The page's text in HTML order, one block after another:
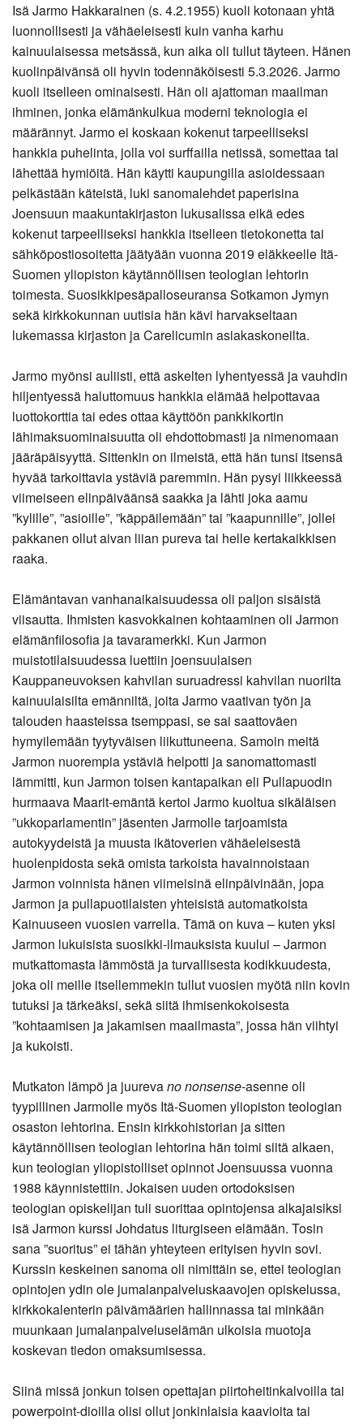
Isä Jarmo Hakkarainen (s. 4.2.1955) kuoli kotonaan yhtä
luonnollisesti ja vähäeleisesti kuin vanha karhu
kainuulaisessa metsässä, kun aika oli tullut täyteen. Hänen
kuolinpäivänsä oli hyvin todennäköisesti 5.3.2026. Jarmo
kuoli itselleen ominaisesti. Hän oli ajattoman maailman
ihminen, jonka elämänkulkua moderni teknologia ei
määrännyt. Jarmo ei koskaan kokenut tarpeelliseksi
hankkia puhelinta, jolla voi surffailla netissä, somettaa tai
lähettää hymiöitä. Hän käytti kaupungilla asioidessaan
pelkästään käteistä, luki sanomalehdet paperisina
Joensuun maakuntakirjaston lukusalissa eikä edes
kokenut tarpeelliseksi hankkia itselleen tietokonetta tai
sähköpostiosoitetta jäätyään vuonna 2019 eläkkeelle Itä-
Suomen yliopiston käytännöllisen teologian lehtorin
toimesta. Suosikkipesäpalloseuransa Sotkamon Jymyn
sekä kirkkokunnan uutisia hän kävi harvakseltaan
lukemassa kirjaston ja Carelicumin asiakaskoneilta.
Jarmo myönsi auliisti, että askelten lyhentyessä ja vauhdin
hiljentyessä haluttomuus hankkia elämää helpottavaa
luottokorttia tai edes ottaa käyttöön pankkikortin
lähimaksuominaisuutta oli ehdottobmasti ja nimenomaan
jääräpäisyyttä. Sittenkin on ilmeistä, että hän tunsi itsensä
hyvää tarkoittavia ystäviä paremmin. Hän pysyi liikkeessä
viimeiseen elinpäiväänsä saakka ja lähti joka aamu
”kylille”, ”asioille”, ”käppäilemään” tai ”kaapunnille”, jollei
pakkanen ollut aivan liian pureva tai helle kertakaikkisen
raaka.
Elämäntavan vanhanaikaisuudessa oli paljon sisäistä
viisautta. Ihmisten kasvokkainen kohtaaminen oli Jarmon
elämänfilosofia ja tavaramerkki. Kun Jarmon
muistotilaisuudessa luettiin joensuulaisen
Kauppaneuvoksen kahvilan suruadressi kahvilan nuorilta
kainuulaisilta emänniltä, joita Jarmo vaativan työn ja
talouden haasteissa tsemppasi, se sai saattoväen
hymyilemään tyytyväisen liikuttuneena. Samoin meitä
Jarmon nuorempia ystäviä helpotti ja sanomattomasti
lämmitti, kun Jarmon toisen kantapaikan eli Pullapuodin
hurmaava Maarit-emäntä kertoi Jarmo kuoltua sikäläisen
”ukkoparlamentin” jäsenten Jarmolle tarjoamista
autokyydeistä ja muusta ikätoverien vähäeleisestä
huolenpidosta sekä omista tarkoista havainnoistaan
Jarmon voinnista hänen viimeisinä elinpäivinään, jopa
Jarmon ja pullapuotilaisten yhteisistä automatkoista
Kainuuseen vuosien varrella. Tämä on kuva – kuten yksi
Jarmon lukuisista suosikki-ilmauksista kuului – Jarmon
mutkattomasta lämmöstä ja turvallisesta kodikkuudesta,
joka oli meille itsellemmekin tullut vuosien myötä niin kovin
tutuksi ja tärkeäksi, sekä siitä ihmisenkokoisesta
”kohtaamisen ja jakamisen maailmasta”, jossa hän viihtyi
ja kukoisti.
Mutkaton lämpö ja juurevano nonsense-asenne oli
tyypillinen Jarmolle myös Itä-Suomen yliopiston teologian
osaston lehtorina. Ensin kirkkohistorian ja sitten
käytännöllisen teologian lehtorina hän toimi siitä alkaen,
kun teologian yliopistolliset opinnot Joensuussa vuonna
1988 käynnistettiin. Jokaisen uuden ortodoksisen
teologian opiskelijan tuli suorittaa opintojensa alkajaisiksi
isä Jarmon kurssi Johdatus liturgiseen elämään. Tosin
sana ”suoritus” ei tähän yhteyteen erityisen hyvin sovi.
Kurssin keskeinen sanoma oli nimittäin se, ettei teologian
opintojen ydin ole jumalanpalveluskaavojen opiskelussa,
kirkkokalenterin päivämäärien hallinnassa tai minkään
muunkaan jumalanpalveluselämän ulkoisia muotoja
koskevan tiedon omaksumisessa.
Siinä missä jonkun toisen opettajan piirtoheitinkalvoilla tai
powerpoint-dioilla olisi ollut jonkinlaisia kaavioita tai